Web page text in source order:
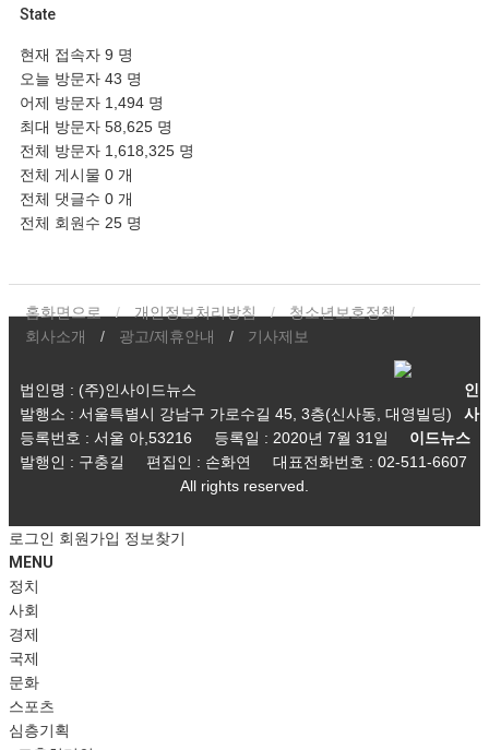
State
현재 접속자 9 명
오늘 방문자 43 명
어제 방문자 1,494 명
최대 방문자 58,625 명
전체 방문자 1,618,325 명
전체 게시물 0 개
전체 댓글수 0 개
전체 회원수 25 명
홈화면으로 개인정보처리방침
청소년보호정책
회사소개
광고/제휴안내 기사제보
법인명 : (주)인사이드뉴스
발행소 : 서울특별시 강남구 가로수길 45, 3층(신사동, 대영빌딩)
등록번호 : 서울 아,53216
등록일 : 2020년 7월 31일
발행인 : 구충길
편집인 : 손화연 대표전화번호 : 02-511-6607
인
사
이드뉴스
All rights reserved.
로그인 회원가입 정보찾기
MENU
정치
사회
경제
국제
문화
스포츠
심층기획